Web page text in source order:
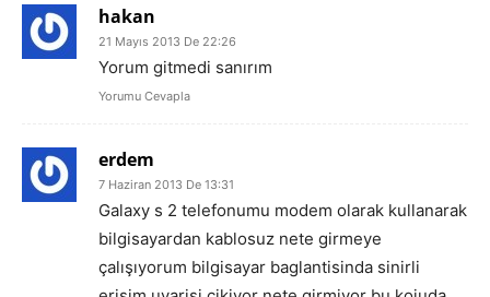
hakan
21 Mayıs 2013 De 22:26
Yorum gitmedi sanırım
Yorumu Cevapla
erdem
7 Haziran 2013 De 13:31
Galaxy s 2 telefonumu modem olarak kullanarak
bilgisayardan kablosuz nete girmeye
çalışıyorum bilgisayar baglantisinda sinirli